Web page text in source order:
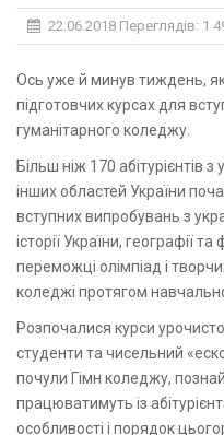
22.06.2018 Переглядів: 1
Ось уже й минув тиждень, як тривають заняття на
підготовчих курсах для
гуманітарного коледжу.
Більш ніж 170 абітурієнтів з
інших областей України
вступних випробувань з
історії України, географії
переможці олімпіад і
коледжі протягом
Розпочалися курси
студенти та чисельний
почули Гімн коледжу,
працюватимуть із
особливості і порядок